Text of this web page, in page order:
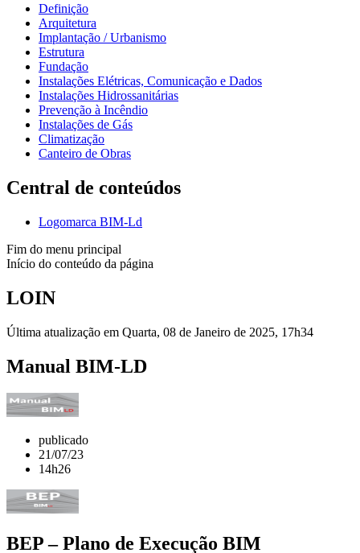
Definição
Arquitetura
Implantação / Urbanismo
Estrutura
Fundação
Instalações Elétricas, Comunicação e Dados
Instalações Hidrossanitárias
Prevenção à Incêndio
Instalações de Gás
Climatização
Canteiro de Obras
Central de conteúdos
Logomarca BIM-Ld
Fim do menu principal
Início do conteúdo da página
LOIN
Última atualização em Quarta, 08 de Janeiro de 2025, 17h34
Manual BIM-LD
publicado
21/07/23
14h26
BEP – Plano de Execução BIM